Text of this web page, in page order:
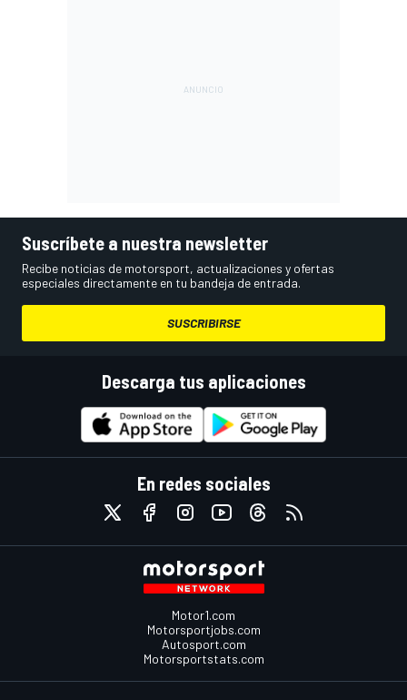
Suscríbete a nuestra newsletter
Recibe noticias de motorsport, actualizaciones y ofertas
especiales directamente en tu bandeja de entrada.
SUSCRIBIRSE
Descarga tus aplicaciones
En redes sociales
Motor1.com
Motorsportjobs.com
Autosport.com
Motorsportstats.com